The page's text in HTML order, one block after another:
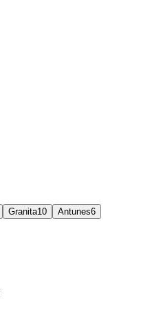
Granita10 Antunes6